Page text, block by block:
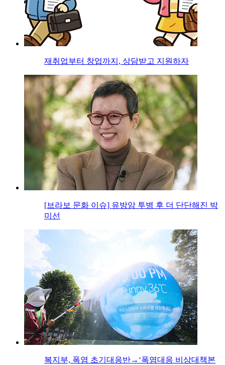
재취업부터 창업까지, 상담받고 지원하자
[브라보 문화 이슈] 유방암 투병 후 더 단단해진 박
미선
복지부, 폭염 초기대응반→‘폭염대응 비상대책본